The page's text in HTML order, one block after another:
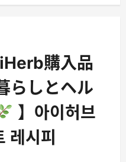
iHerb購入品
らしとヘル
】아이허브
레시피